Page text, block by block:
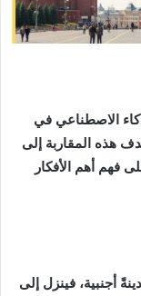
الاصطناعي في
هذه المقاربة إلى
فهم أهم الأفكار
أجنبية، فينزل إلى